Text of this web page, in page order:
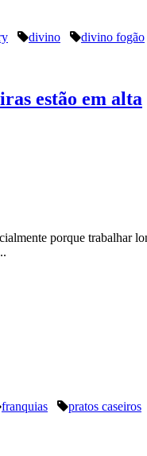
divino divino fogão
estão em alta
porque trabalhar
franquias
pratos caseiros